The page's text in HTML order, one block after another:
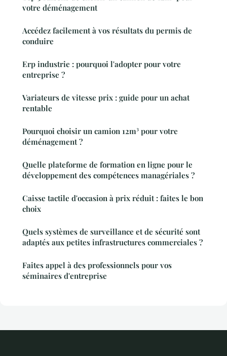
votre déménagement
Accédez facilement à vos résultats du permis de
conduire
Erp industrie : pourquoi l'adopter pour votre
entreprise ?
Variateurs de vitesse prix : guide pour un achat
rentable
Pourquoi choisir un camion 12m³ pour votre
déménagement ?
Quelle plateforme de formation en ligne pour le
développement des compétences managériales ?
Caisse tactile d'occasion à prix réduit : faites le bon
choix
Quels systèmes de surveillance et de sécurité sont
adaptés aux petites infrastructures commerciales ?
Faites appel à des professionnels pour vos
séminaires d'entreprise